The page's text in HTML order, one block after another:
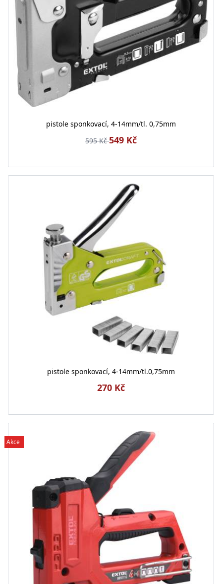
pistole sponkovací, 4-14mm/tl. 0,75mm
595 Kč549 Kč
pistole sponkovací, 4-14mm/tl.0,75mm
270 Kč
Akce